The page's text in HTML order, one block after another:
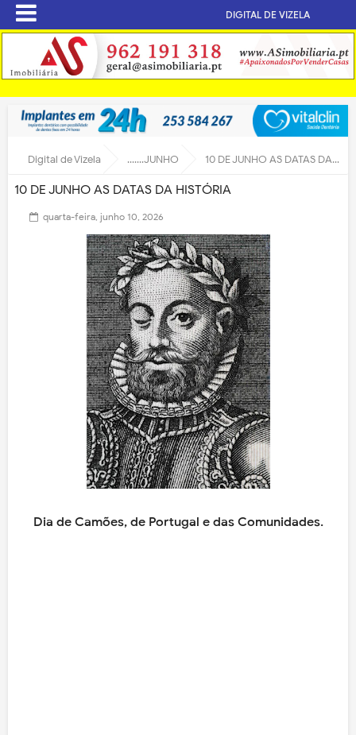
DIGITAL DE VIZELA
Digital de Vizela .......JUNHO 10 DE JUNHO AS DATAS DA HISTÓRIA
10 DE JUNHO AS DATAS DA HISTÓRIA
quarta-feira, junho 10, 2026
Dia de Camões, de Portugal e das Comunidades.